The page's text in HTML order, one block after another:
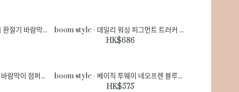
snipershop - 방수 기능성 봄 환절기 바람막이 자켓♡韓國男裝外套
boom style - 데일리 워싱 피그먼트 트러커 자켓♡韓國男裝外套
HK$686
boom style - 베이직 오버핏 바람막이 점퍼♡韓國男裝外套
boom style - 베이직 투웨이 네오프렌 블루종♡韓國男裝外套
HK$575